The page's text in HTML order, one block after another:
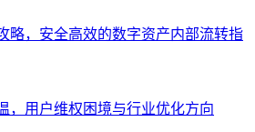
略，安全高效的数字资产内部流转指